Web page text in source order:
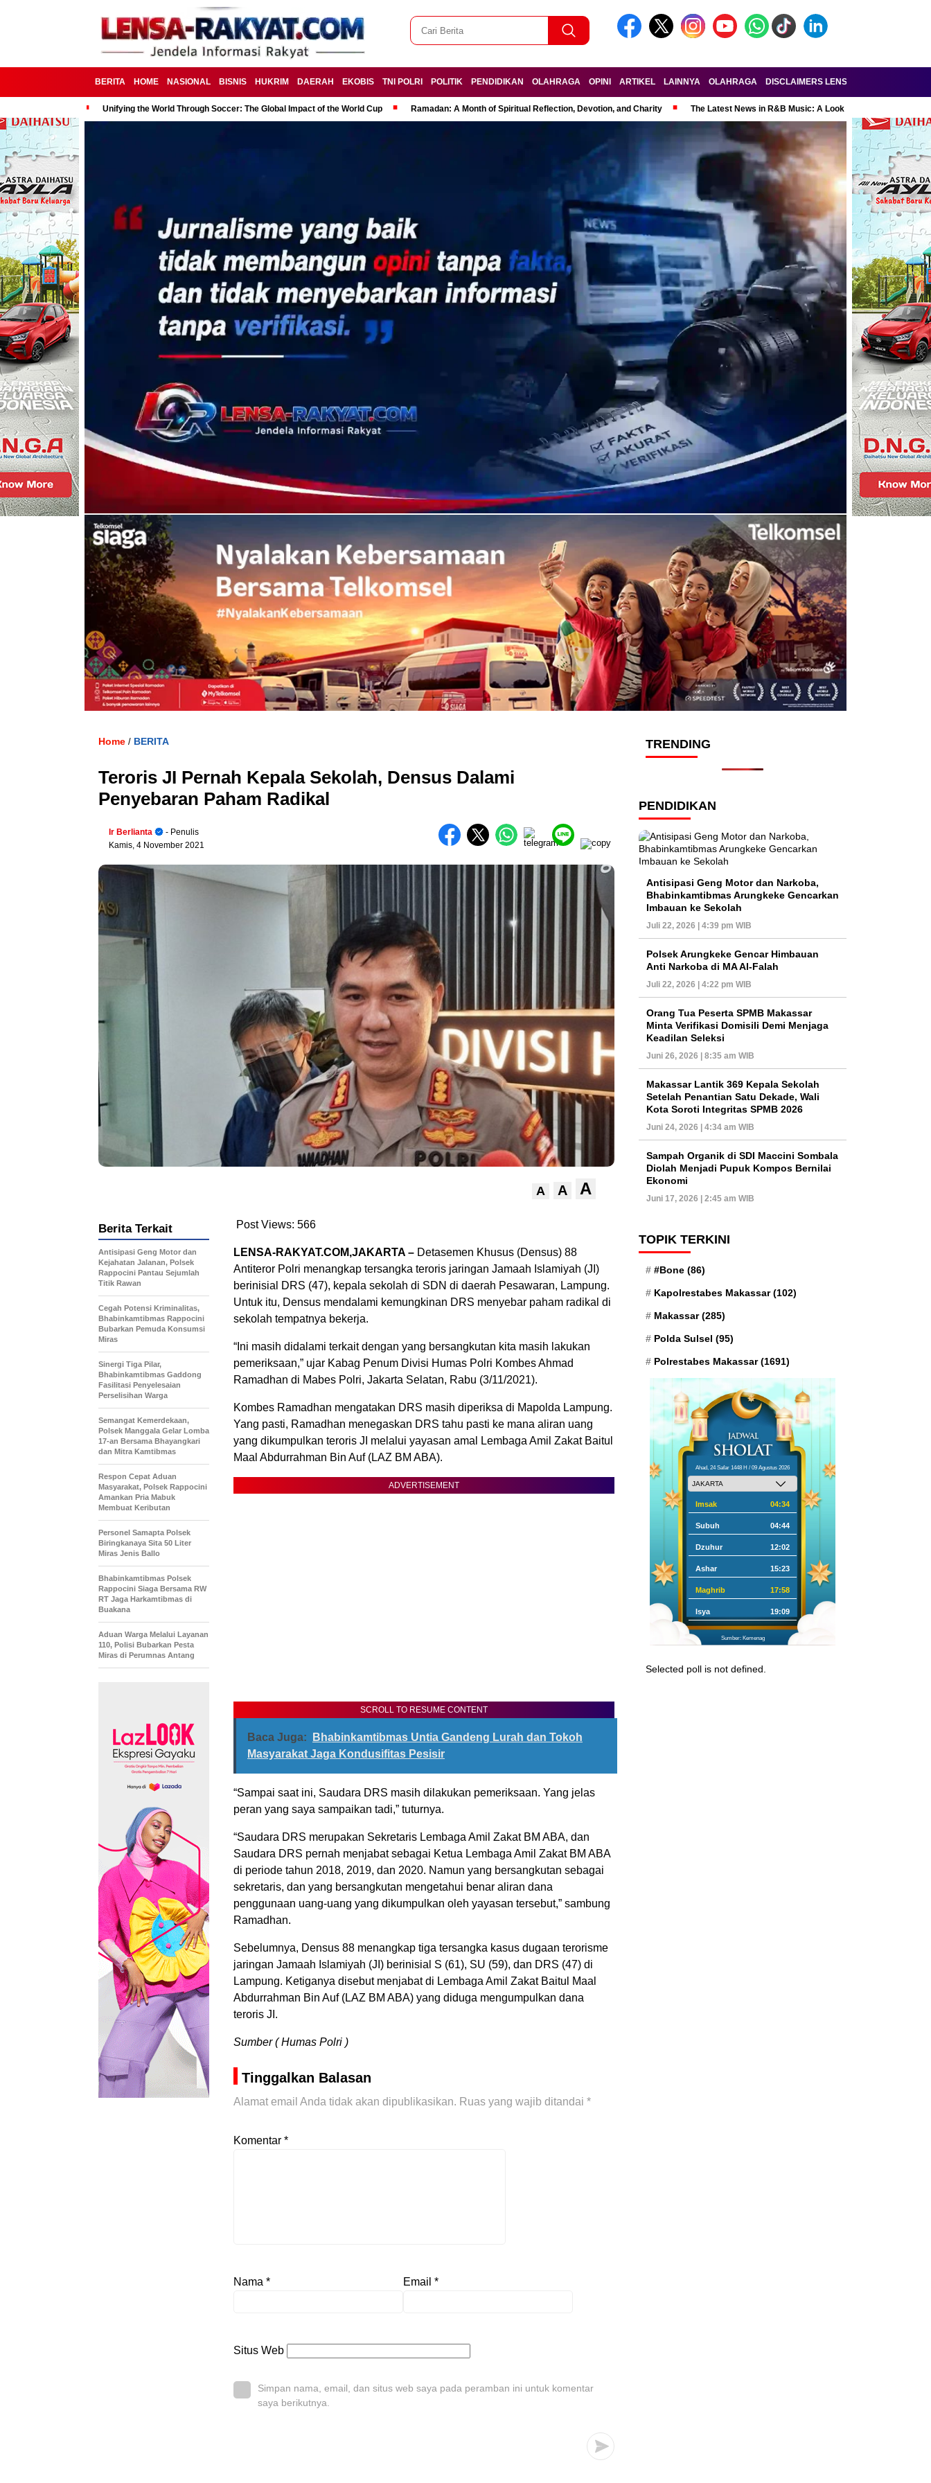
BERITA HOME NASIONAL BISNIS HUKRIM DAERAH EKOBIS TNI POLRI POLITIK PENDIDIKAN OLAHRAGA OPINI ARTIKEL LAINNYA OLAHRAGA DISCLAIMERS LENSA-RAKYAT.COM
Unifying the World Through Soccer: The Global Impact of the World Cup Ramadan: A Month of Spiritual Reflection, Devotion, and Charity The Latest News in R&B Music: A Look at Super Bowl
Home / BERITA
Teroris JI Pernah Kepala Sekolah, Densus Dalami
Penyebaran Paham Radikal
Ir Berlianta
- Penulis
Kamis, 4 November 2021
A A A
Post Views: 566
LENSA-RAKYAT.COM,JAKARTA – Detasemen Khusus (Densus) 88
Antiteror Polri menangkap tersangka teroris jaringan Jamaah Islamiyah (JI)
berinisial DRS (47), kepala sekolah di SDN di daerah Pesawaran, Lampung.
Untuk itu, Densus mendalami kemungkinan DRS menyebar paham radikal di
sekolah tempatnya bekerja.
“Ini masih didalami terkait dengan yang bersangkutan kita masih lakukan
pemeriksaan,” ujar Kabag Penum Divisi Humas Polri Kombes Ahmad
Ramadhan di Mabes Polri, Jakarta Selatan, Rabu (3/11/2021).
Kombes Ramadhan mengatakan DRS masih diperiksa di Mapolda Lampung.
Yang pasti, Ramadhan menegaskan DRS tahu pasti ke mana aliran uang
yang dikumpulkan teroris JI melalui yayasan amal Lembaga Amil Zakat Baitul
Maal Abdurrahman Bin Auf (LAZ BM ABA).
ADVERTISEMENT
SCROLL TO RESUME CONTENT
Baca Juga:
Bhabinkamtibmas Untia Gandeng Lurah dan Tokoh
Masyarakat Jaga Kondusifitas Pesisir
“Sampai saat ini, Saudara DRS masih dilakukan pemeriksaan. Yang jelas
peran yang saya sampaikan tadi,” tuturnya.
“Saudara DRS merupakan Sekretaris Lembaga Amil Zakat BM ABA, dan
Saudara DRS pernah menjabat sebagai Ketua Lembaga Amil Zakat BM ABA
di periode tahun 2018, 2019, dan 2020. Namun yang bersangkutan sebagai
sekretaris, dan yang bersangkutan mengetahui benar aliran dana
penggunaan uang-uang yang dikumpulkan oleh yayasan tersebut,” sambung
Ramadhan.
Sebelumnya, Densus 88 menangkap tiga tersangka kasus dugaan terorisme
jaringan Jamaah Islamiyah (JI) berinisial S (61), SU (59), dan DRS (47) di
Lampung. Ketiganya disebut menjabat di Lembaga Amil Zakat Baitul Maal
Abdurrahman Bin Auf (LAZ BM ABA) yang diduga mengumpulkan dana
teroris JI.
Sumber ( Humas Polri )
Tinggalkan Balasan
Alamat email Anda tidak akan dipublikasikan. Ruas yang wajib ditandai *
Komentar *
Nama * Email *
Situs Web
Simpan nama, email, dan situs web saya pada peramban ini untuk komentar
saya berikutnya.
Berita Terkait
Antisipasi Geng Motor dan
Kejahatan Jalanan, Polsek
Rappocini Pantau Sejumlah
Titik Rawan
Cegah Potensi Kriminalitas,
Bhabinkamtibmas Rappocini
Bubarkan Pemuda Konsumsi
Miras
Sinergi Tiga Pilar,
Bhabinkamtibmas Gaddong
Fasilitasi Penyelesaian
Perselisihan Warga
Semangat Kemerdekaan,
Polsek Manggala Gelar Lomba
17-an Bersama Bhayangkari
dan Mitra Kamtibmas
Respon Cepat Aduan
Masyarakat, Polsek Rappocini
Amankan Pria Mabuk
Membuat Keributan
Personel Samapta Polsek
Biringkanaya Sita 50 Liter
Miras Jenis Ballo
Bhabinkamtibmas Polsek
Rappocini Siaga Bersama RW
RT Jaga Harkamtibmas di
Buakana
Aduan Warga Melalui Layanan
110, Polisi Bubarkan Pesta
Miras di Perumnas Antang
TRENDING
PENDIDIKAN
Antisipasi Geng Motor dan Narkoba,
Bhabinkamtibmas Arungkeke Gencarkan
Imbauan ke Sekolah
Juli 22, 2026 | 4:39 pm WIB
Polsek Arungkeke Gencar Himbauan
Anti Narkoba di MA Al-Falah
Juli 22, 2026 | 4:22 pm WIB
Orang Tua Peserta SPMB Makassar
Minta Verifikasi Domisili Demi Menjaga
Keadilan Seleksi
Juni 26, 2026 | 8:35 am WIB
Makassar Lantik 369 Kepala Sekolah
Setelah Penantian Satu Dekade, Wali
Kota Soroti Integritas SPMB 2026
Juni 24, 2026 | 4:34 am WIB
Sampah Organik di SDI Maccini Sombala
Diolah Menjadi Pupuk Kompos Bernilai
Ekonomi
Juni 17, 2026 | 2:45 am WIB
TOPIK TERKINI
#Bone (86)
Kapolrestabes Makassar(102)
Makassar(285)
Polda Sulsel (95)
Polrestabes Makassar(1691)
Ahad, 24 Safar 1448 H / 09 Agustus 2026
Imsak 04:34
Subuh 04:44
Dzuhur 12:02
Ashar 15:23
Maghrib 17:58
Isya 19:09
Sumber: Kemenag
Selected poll is not defined.